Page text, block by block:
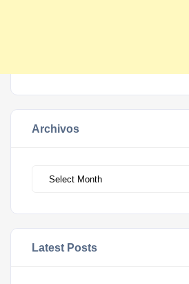
Archivos
Latest Posts